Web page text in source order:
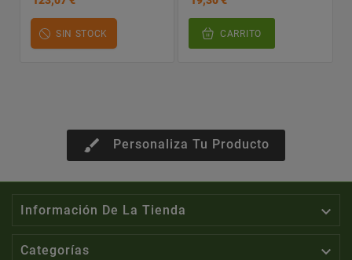
SIN STOCK CARRITO
brush Personaliza Tu Producto
Información De La Tienda 
Categorías 